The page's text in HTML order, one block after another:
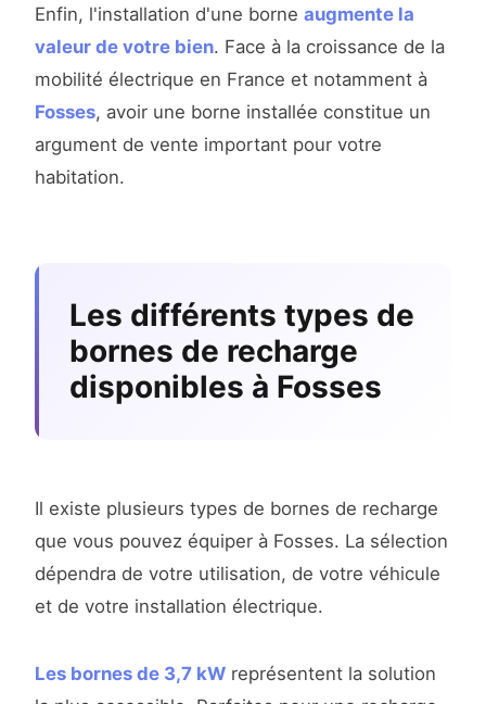
Enfin, l'installation d'une borne augmente la
valeur de votre bien. Face à la croissance de la
mobilité électrique en France et notamment à
Fosses, avoir une borne installée constitue un
argument de vente important pour votre
habitation.
Les différents types de
bornes de recharge
disponibles à Fosses
Il existe plusieurs types de bornes de recharge
que vous pouvez équiper à Fosses. La sélection
dépendra de votre utilisation, de votre véhicule
et de votre installation électrique.
Les bornes de 3,7 kW représentent la solution